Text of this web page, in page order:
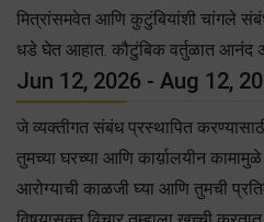
मित्रांसमवेत आणि कुटुंबियांशी चांगले
धडे घेत आहात. कौटुंबिक वर्तुळात आनंद
Jun 12, 2026 - Aug 12,
जे व्यक्तीगत संबंध प्रस्थापित
तुमच्या घरच्या आणि कार्य़ालयीन
आरोग्याची काळजी घ्या आणि तुमची